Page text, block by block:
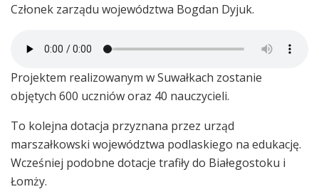
Członek zarządu województwa Bogdan Dyjuk.
Projektem realizowanym w Suwałkach zostanie
objętych 600 uczniów oraz 40 nauczycieli.
To kolejna dotacja przyznana przez urząd
marszałkowski województwa podlaskiego na edukację.
Wcześniej podobne dotacje trafiły do Białegostoku i
Łomży.